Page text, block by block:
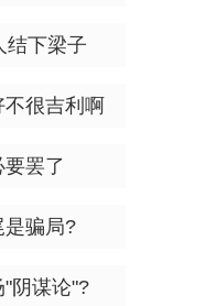
结下梁子
很吉利啊
罢了
是骗局?
阴谋论"?